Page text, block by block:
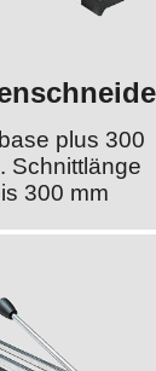
plus 300
Schnittlänge
300 mm